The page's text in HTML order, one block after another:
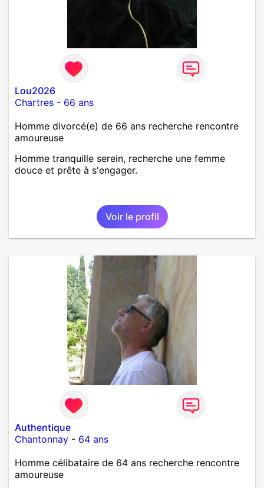
Lou2026
Chartres - 66 ans
Homme divorcé(e) de 66 ans recherche rencontre
amoureuse
Homme tranquille serein, recherche une femme
douce et prête à s'engager.
Voir le profil
Authentique
Chantonnay - 64 ans
Homme célibataire de 64 ans recherche rencontre
amoureuse